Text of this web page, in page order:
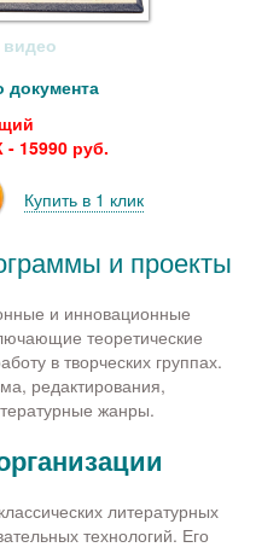
документа
15990 руб.
Купить в 1 клик
и проекты
и инновационные
теоретические
в творческих группах.
редактирования,
жанры.
литературных
технологий. Его